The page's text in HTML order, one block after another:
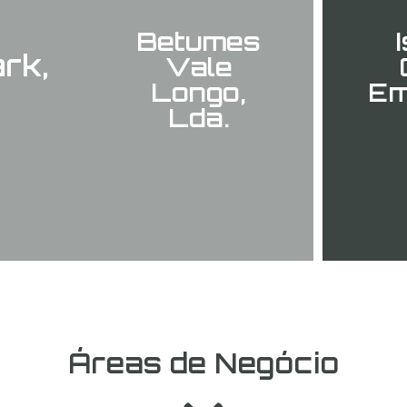
Betumes
Vale
Longo,
Lda.
Áreas de Negócio